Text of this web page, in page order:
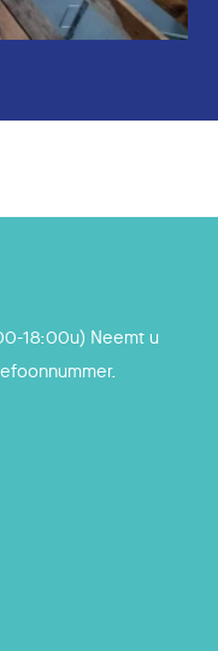
18:00u) Neemt u